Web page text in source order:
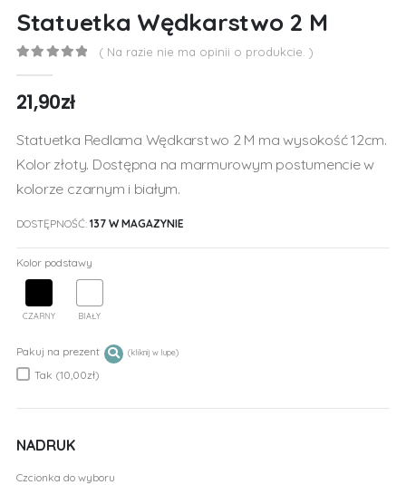
Statuetka Wędkarstwo 2 M
( Na razie nie ma opinii o produkcie. )
21,90zł
Statuetka Redlama Wędkarstwo 2 M ma wysokość 12cm.
Kolor złoty. Dostępna na marmurowym postumencie w
kolorze czarnym i białym.
DOSTĘPNOŚĆ: 137 W MAGAZYNIE
Kolor podstawy
CZARNY BIAŁY
Pakuj na prezent
Tak (10,00zł)
NADRUK
Czcionka do wyboru